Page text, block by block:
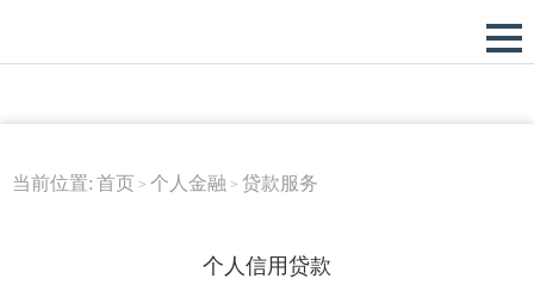
当前位置: 首页 > 个人金融 > 贷款服务
个人信用贷款